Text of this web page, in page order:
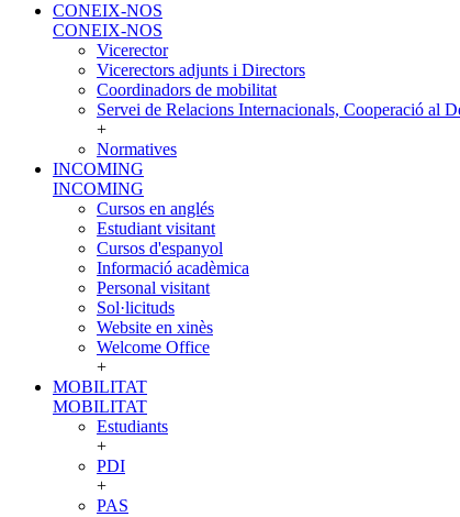
CONEIX-NOS
CONEIX-NOS
Vicerector
Vicerectors adjunts i Directors
Coordinadors de mobilitat
Servei de Relacions Internacionals, Cooperació al
+
Normatives
INCOMING
INCOMING
Cursos en anglés
Estudiant visitant
Cursos d'espanyol
Informació acadèmica
Personal visitant
Sol·licituds
Website en xinès
Welcome Office
+
MOBILITAT
MOBILITAT
Estudiants
+
PDI
+
PAS